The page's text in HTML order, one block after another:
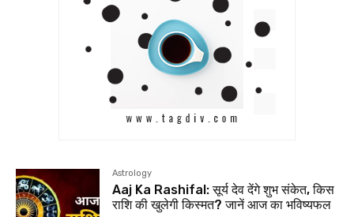
Astrology
Aaj Ka Rashifal: सूर्य देव देंगे शुभ संकेत, किस
राशि की खुलेगी किस्मत? जानें आज का भविष्यफल